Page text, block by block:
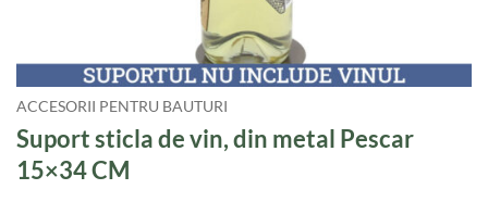
ACCESORII PENTRU BAUTURI
Suport sticla de vin, din metal Pescar
15×34 CM